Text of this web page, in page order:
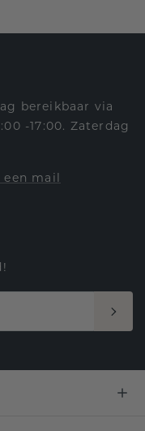
bereikbaar via
-17:00. Zaterdag
een mail